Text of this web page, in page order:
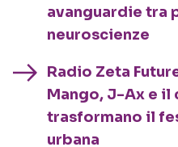
avanguardie tra
neuroscienze
Radio Zeta
Mango, J-Ax e il
trasformano il
urbana